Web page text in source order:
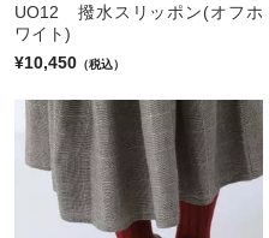
UO12 撥水スリッポン(オフホ
ワイト)
¥10,450 （税込）